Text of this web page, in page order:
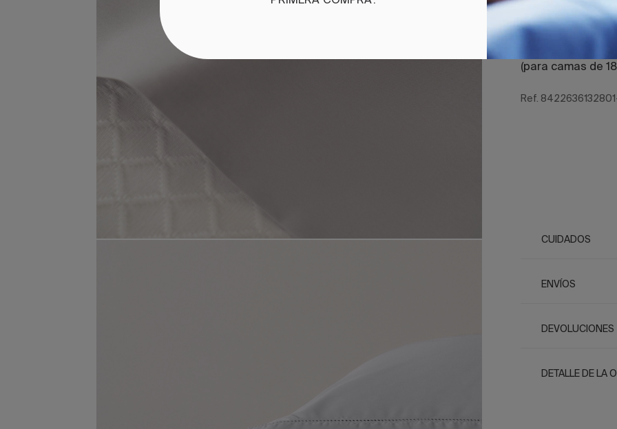
150/160 cm) /
cm)
• 1 Funda de
150/160 cm) / 2
(para camas de
Ref.
CUIDADOS
ENVÍOS
DEVOLUCIONES
DETALLE DE LA